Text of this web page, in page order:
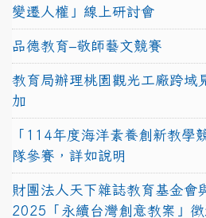
變遷人權」線上研討會
品德教育–敬師藝文競賽
教育局辦理桃園觀光工廠跨域
加
「114年度海洋素養創新教學
隊參賽，詳如說明
財團法人天下雜誌教育基金會
2025「永續台灣創意教案」徵